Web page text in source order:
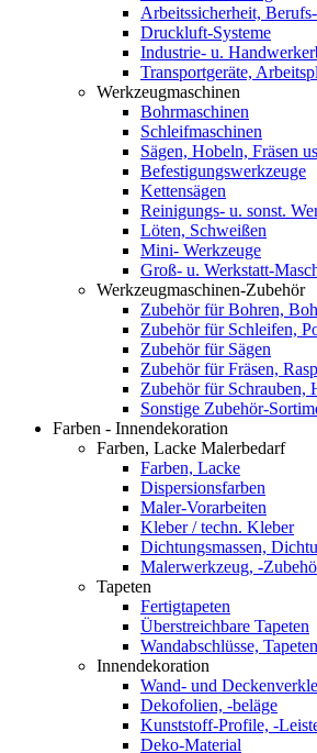
Arbeitssicherheit,
Druckluft-Systeme
Industrie- u.
Transportgeräte,
Werkzeugmaschinen
Bohrmaschinen
Schleifmaschinen
Sägen, Hobeln, Fräsen
Befestigungswerkzeuge
Kettensägen
Reinigungs- u. sonst.
Löten, Schweißen
Mini- Werkzeuge
Groß- u. Werkstatt-
Werkzeugmaschinen-Zubehör
Zubehör für Bohren,
Zubehör für Schleifen,
Zubehör für Sägen
Zubehör für Fräsen,
Zubehör für Schrauben,
Sonstige Zubehör-
Farben - Innendekoration
Farben, Lacke Malerbedarf
Farben, Lacke
Dispersionsfarben
Maler-Vorarbeiten
Kleber / techn. Kleber
Dichtungsmassen,
Malerwerkzeug, -
Tapeten
Fertigtapeten
Überstreichbare Tapeten
Wandabschlüsse,
Innendekoration
Wand- und
Dekofolien, -beläge
Kunststoff-Profile, -
Deko-Material